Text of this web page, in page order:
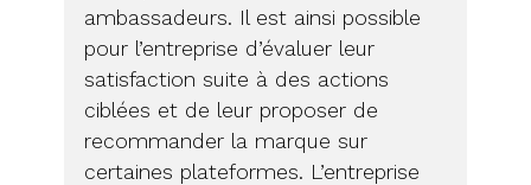
ambassadeurs. Il est ainsi possible
pour l’entreprise d’évaluer leur
satisfaction suite à des actions
ciblées et de leur proposer de
recommander la marque sur
certaines plateformes. L’entreprise